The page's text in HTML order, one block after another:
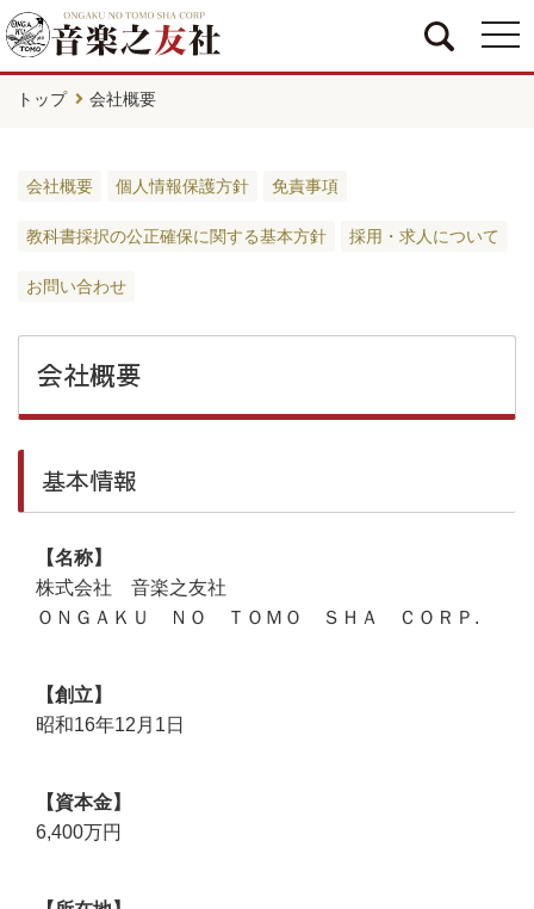
トップ 会社概要
会社概要 個人情報保護方針 免責事項
教科書採択の公正確保に関する基本方針 採用・求人について
お問い合わせ
会社概要
基本情報
名称
株式会社 音楽之友社
ＯＮＧＡＫＵ ＮＯ ＴＯＭＯ ＳＨＡ ＣＯＲＰ.
創立
昭和16年12月1日
資本金
6,400万円